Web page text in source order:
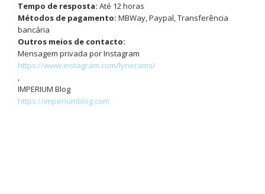
Tempo de resposta: Até 12 horas
Métodos de pagamento: MBWay, Paypal, Transferência
bancária
Outros meios de contacto:
Mensagem privada por Instagram
https://www.instagram.com/lynerams/
,
IMPERIUM Blog
https://imperiumblog.com